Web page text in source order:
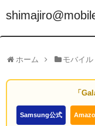
ホーム モバイル
「
Samsung公式